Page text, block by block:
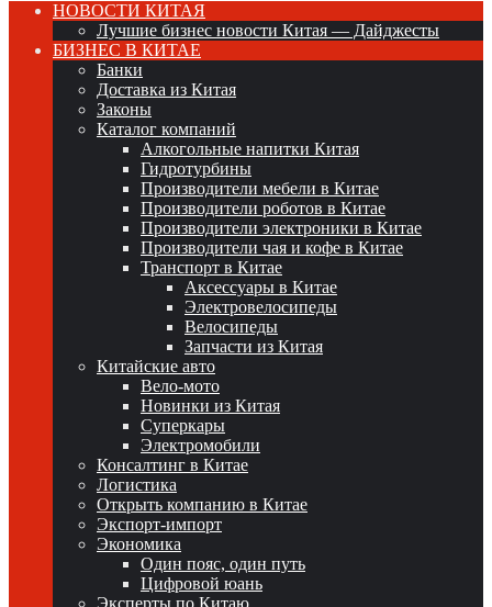
НОВОСТИ КИТАЯ
Лучшие бизнес новости Китая — Дайджесты
БИЗНЕС В КИТАЕ
Банки
Доставка из Китая
Законы
Каталог компаний
Алкогольные напитки Китая
Гидротурбины
Производители мебели в Китае
Производители роботов в Китае
Производители электроники в Китае
Производители чая и кофе в Китае
Транспорт в Китае
Аксессуары в Китае
Электровелосипеды
Велосипеды
Запчасти из Китая
Китайские авто
Вело-мото
Новинки из Китая
Суперкары
Электромобили
Консалтинг в Китае
Логистика
Открыть компанию в Китае
Экспорт-импорт
Экономика
Один пояс, один путь
Цифровой юань
Эксперты по Китаю